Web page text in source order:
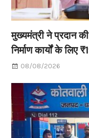
मुख्यमंत्री ने प्रदान
निर्माण कार्यों के लिए
08/08/2026